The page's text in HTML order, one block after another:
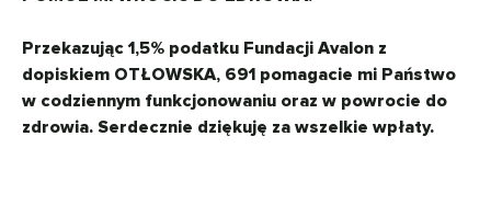
Przekazując 1,5% podatku Fundacji Avalon z
dopiskiem OTŁOWSKA, 691 pomagacie mi Państwo
w codziennym funkcjonowaniu oraz w powrocie do
zdrowia. Serdecznie dziękuję za wszelkie wpłaty.